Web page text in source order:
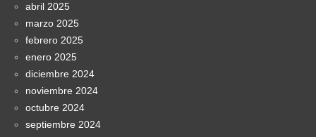
abril 2025
marzo 2025
febrero 2025
enero 2025
diciembre 2024
noviembre 2024
octubre 2024
septiembre 2024